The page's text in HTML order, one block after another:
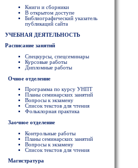
Книги и сборники
В открытом доступе
Библиографический указатель
публикаций сайта
УЧЕБНАЯ ДЕЯТЕЛЬНОСТЬ
Расписание занятий
Спецкурсы, спецсеминары
Курсовые работы
Дипломные работы
Очное отделение
Программа по курсу УНПТ
Планы семинарских занятий
Вопросы к экзамену
Список текстов для чтения
Фольклорная практика
Заочное отделение
Контрольные работы
Планы семинарских занятий
Вопросы к экзамену
Список текстов для чтения
Магистратура